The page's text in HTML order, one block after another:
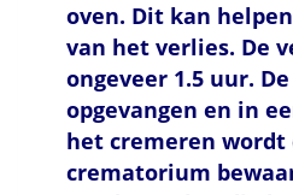
oven. Dit kan
van het verlies. De
ongeveer 1.5 uur.
opgevangen en in
het cremeren wordt
crematorium